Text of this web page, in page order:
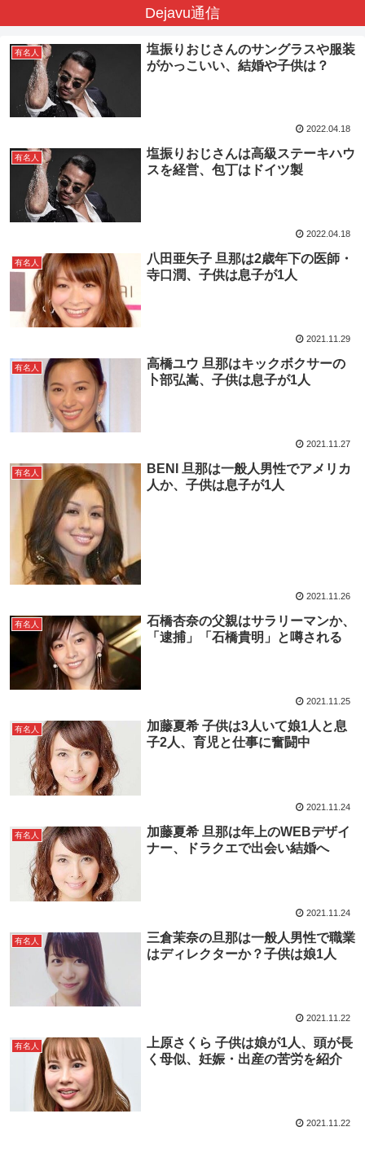
Dejavu通信
有名人
塩振りおじさんのサングラスや服装
がかっこいい、結婚や子供は？
2022.04.18
有名人
塩振りおじさんは高級ステーキハウ
スを経営、包丁はドイツ製
2022.04.18
有名人
八田亜矢子 旦那は2歳年下の医師・
寺口潤、子供は息子が1人
2021.11.29
有名人
高橋ユウ 旦那はキックボクサーの
卜部弘嵩、子供は息子が1人
2021.11.27
有名人
BENI 旦那は一般人男性でアメリカ
人か、子供は息子が1人
2021.11.26
有名人
石橋杏奈の父親はサラリーマンか、
「逮捕」「石橋貴明」と噂される
2021.11.25
有名人
加藤夏希 子供は3人いて娘1人と息
子2人、育児と仕事に奮闘中
2021.11.24
有名人
加藤夏希 旦那は年上のWEBデザイ
ナー、ドラクエで出会い結婚へ
2021.11.24
有名人
三倉茉奈の旦那は一般人男性で職業
はディレクターか？子供は娘1人
2021.11.22
有名人
上原さくら 子供は娘が1人、頭が長
く母似、妊娠・出産の苦労を紹介
2021.11.22